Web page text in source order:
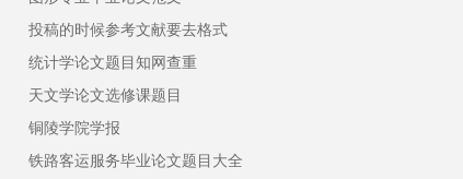
投稿的时候参考文献要去格式
统计学论文题目知网查重
天文学论文选修课题目
铜陵学院学报
铁路客运服务毕业论文题目大全